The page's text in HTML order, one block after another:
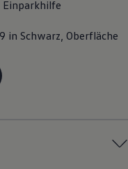
Einparkhilfe
in Schwarz, Oberfläche